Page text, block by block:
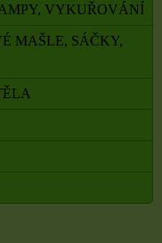
VYKUŘOVÁNÍ
MAŠLE, SÁČKY,